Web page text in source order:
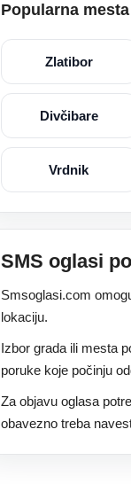
Popularna mesta
Zlatibor
Divčibare
Vrdnik
SMS oglasi
Smsoglasi.com
lokaciju.
Izbor grada ili mesta
poruke koje počinju
Za objavu oglasa
obavezno treba